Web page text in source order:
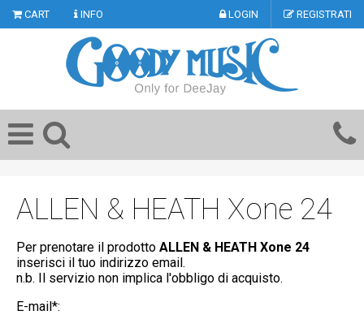
CART INFO LOGIN REGISTRATI
ALLEN & HEATH Xone 24
Per prenotare il prodotto ALLEN & HEATH Xone 24
inserisci il tuo indirizzo email.
n.b. Il servizio non implica l'obbligo di acquisto.
E-mail*: